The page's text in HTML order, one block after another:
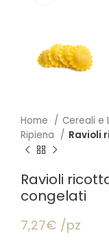
Home Cereali e
Ripiena
Ravioli
Ravioli
congelati
7,27€ /pz